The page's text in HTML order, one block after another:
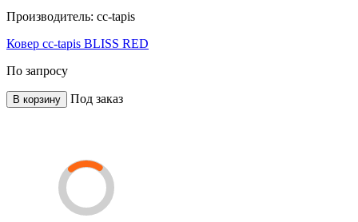
Производитель: cc-tapis
Ковер cc-tapis BLISS RED
По запросу
В корзину Под заказ